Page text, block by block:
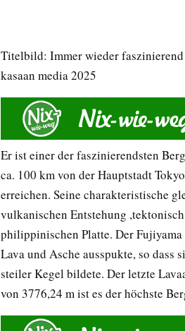
Titelbild: Immer wieder
kasaan media 2025
Er ist einer der faszinierendsten
ca. 100 km von der Hauptstadt
erreichen. Seine charakteristische
vulkanischen Entstehung
philippinischen Platte. Der
Lava und Asche ausspukte, so dass
steiler Kegel bildete. Der letzte
von 3776,24 m ist es der höchste